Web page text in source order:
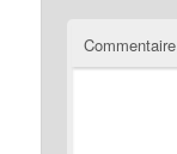
Commentaire